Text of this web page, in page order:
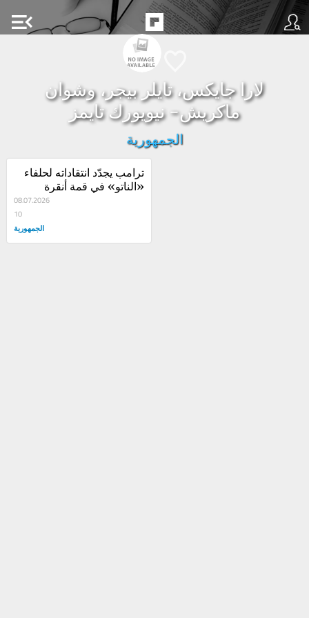
menu_open
لارا جايكس، تايلر بيجر، وشوان
ماكريش- نيويورك تايمز
الجمهورية
«الناتو» في قمة أنقرة
08.07.2026
10
الجمهورية